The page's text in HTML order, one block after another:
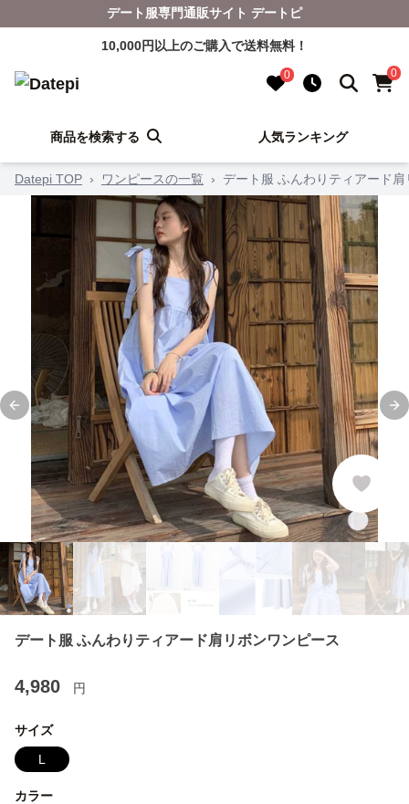
デート服専門通販サイト デートピ
10,000円以上のご購入で送料無料！
0 0
商品を検索する 人気ランキング
Datepi TOP › ワンピースの一覧 › デート服 ふんわりティアード
Previous slide
デート服 ふんわりティアード肩リボンワンピース
4,980 円
サイズ
L
カラー